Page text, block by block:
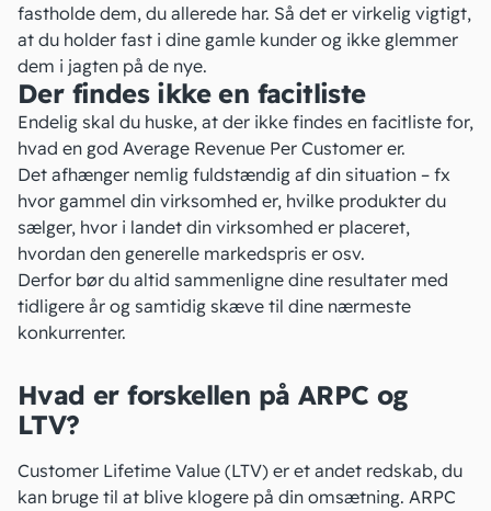
fastholde dem, du allerede har. Så det er virkelig vigtigt,
at du holder fast i dine gamle kunder og ikke glemmer
dem i jagten på de nye.
Der findes ikke en facitliste
Endelig skal du huske, at der ikke findes en facitliste for,
hvad en god Average Revenue Per Customer er.
Det afhænger nemlig fuldstændig af din situation – fx
hvor gammel din virksomhed er, hvilke produkter du
sælger, hvor i landet din virksomhed er placeret,
hvordan den generelle markedspris er osv.
Derfor bør du altid sammenligne dine resultater med
tidligere år og samtidig skæve til dine nærmeste
konkurrenter.
Hvad er forskellen på ARPC og
LTV?
Customer Lifetime Value (LTV) er et andet redskab, du
kan bruge til at blive klogere på din omsætning. ARPC